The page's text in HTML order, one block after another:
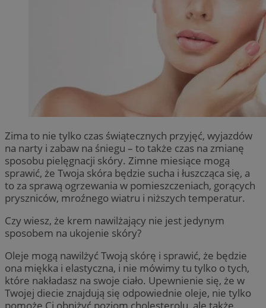
Zima to nie tylko czas świątecznych przyjęć, wyjazdów
na narty i zabaw na śniegu – to także czas na zmianę
sposobu pielęgnacji skóry. Zimne miesiące mogą
sprawić, że Twoja skóra będzie sucha i łuszcząca się, a
to za sprawą ogrzewania w pomieszczeniach, gorących
pryszniców, mroźnego wiatru i niższych temperatur.
Czy wiesz, że krem nawilżający nie jest jedynym
sposobem na ukojenie skóry?
Oleje mogą nawilżyć Twoją skórę i sprawić, że będzie
ona miękka i elastyczna, i nie mówimy tu tylko o tych,
które nakładasz na swoje ciało. Upewnienie się, że w
Twojej diecie znajdują się odpowiednie oleje, nie tylko